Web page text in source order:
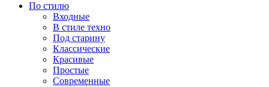
По стилю
Входные
В стиле техно
Под старину
Классические
Красивые
Простые
Современные